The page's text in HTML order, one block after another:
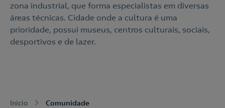
zona industrial, que forma especialistas em diversas
áreas técnicas. Cidade onde a cultura é uma
prioridade, possui museus, centros culturais, sociais,
desportivos e de lazer.
Inicio Comunidade